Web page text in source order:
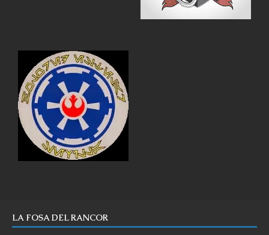
LA FOSA DEL RANCOR